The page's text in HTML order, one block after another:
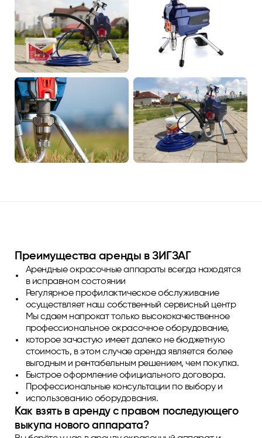
Преимущества аренды в ЗИГЗАГ
Арендные окрасочные аппараты всегда находятся
в исправном состоянии
Регулярное профилактическое обслуживание
осуществляет наш собственный сервисный центр
Мы сдаем напрокат только высококачественное
профессиональное окрасочное оборудование,
которое зачастую имеет далеко не бюджетную
стоимость, в этом случае аренда является более
выгодным и рентабельным решением, чем покупка.
Быстрое оформление официального договора.
Профессиональные консультации по выбору и
использованию оборудования.
Как взять в аренду с правом последующего
выкупа нового аппарата?